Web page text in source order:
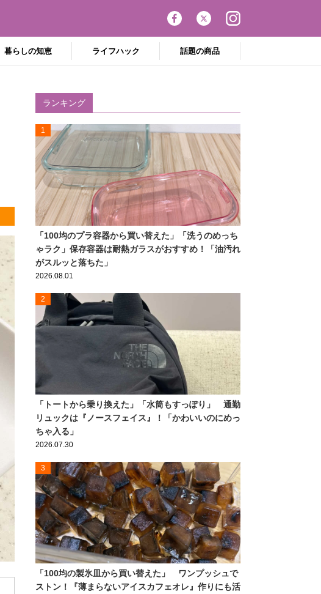
暮らしの知恵 ライフハック 話題の商品
ランキング
1
「100均のプラ容器から買い替えた」「洗うのめっち
ゃラク」保存容器は耐熱ガラスがおすすめ！「油汚れ
がスルッと落ちた」
2026.08.01
2
「トートから乗り換えた」「水筒もすっぽり」 通勤
リュックは『ノースフェイス』！「かわいいのにめっ
ちゃ入る」
2026.07.30
3
「100均の製氷皿から買い替えた」 ワンプッシュで
ストン！『薄まらないアイスカフェオレ』作りにも活